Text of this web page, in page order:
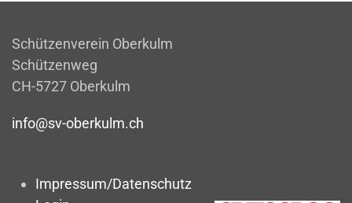
Schützenverein Oberkulm
Schützenweg
CH-5727 Oberkulm
info@sv-oberkulm.ch
Impressum/Datenschutz